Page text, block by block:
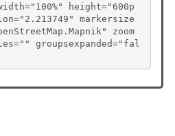
height="600p
markersize
zoom
groupsexpanded="fal